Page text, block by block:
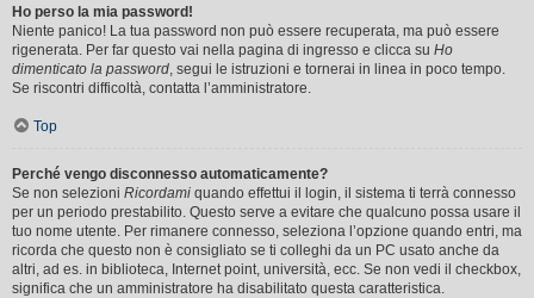
Ho perso la mia password!
Niente panico! La tua password non può essere recuperata, ma può essere
rigenerata. Per far questo vai nella pagina di ingresso e clicca su Ho
dimenticato la password, segui le istruzioni e tornerai in linea in poco tempo.
Se riscontri difficoltà, contatta l’amministratore.
Top
Perché vengo disconnesso automaticamente?
Se non selezioni Ricordami quando effettui il login, il sistema ti terrà connesso
per un periodo prestabilito. Questo serve a evitare che qualcuno possa usare il
tuo nome utente. Per rimanere connesso, seleziona l’opzione quando entri, ma
ricorda che questo non è consigliato se ti colleghi da un PC usato anche da
altri, ad es. in biblioteca, Internet point, università, ecc. Se non vedi il checkbox,
significa che un amministratore ha disabilitato questa caratteristica.